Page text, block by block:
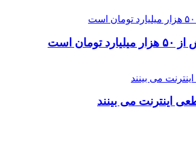
است
اینترنت می بینند